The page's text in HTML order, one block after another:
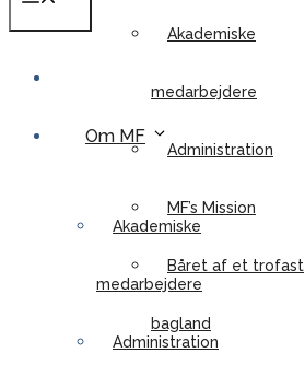
Akademiske
medarbejdere
Administration
MF’s Mission
Båret af et trofast
bagland
Om MF
Akademiske
medarbejdere
Administration